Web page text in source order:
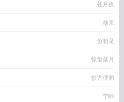
苍月夜
修果
鱼初见
惊蛰落月
炒方便面
宁峥